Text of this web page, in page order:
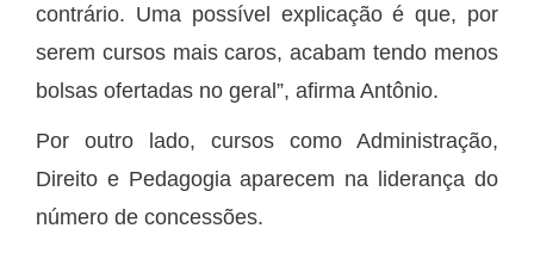
contrário. Uma possível explicação é que, por
serem cursos mais caros, acabam tendo menos
bolsas ofertadas no geral”, afirma Antônio.
Por outro lado, cursos como Administração,
Direito e Pedagogia aparecem na liderança do
número de concessões.